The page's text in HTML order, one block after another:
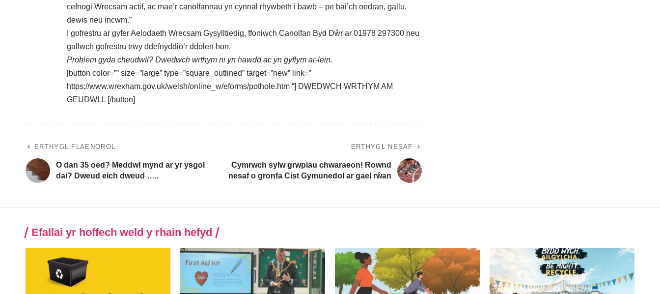
cefnogi Wrecsam actif, ac mae’r canolfannau yn cynnal rhywbeth i bawb – pe bai’ch oedran, gallu,
dewis neu incwm.”
I gofrestru ar gyfer Aelodaeth Wrecsam Gysylltiedig, ffoniwch Canolfan Byd Dŵr ar 01978 297300 neu
gallwch gofrestru trwy ddefnyddio’r ddolen hon.
Problem gyda cheudwll? Dwedwch wrthym ni yn hawdd ac yn gyflym ar-lein.
[button color=”” size=”large” type=”square_outlined” target=”new” link=”
https://www.wrexham.gov.uk/welsh/online_w/eforms/pothole.htm “] DWEDWCH WRTHYM AM
GEUDWLL [/button]
ERTHYGL FLAENOROL
O dan 35 oed? Meddwl mynd ar yr ysgol
dai? Dweud eich dweud …..
ERTHYGL NESAF
Cymrwch sylw grwpiau chwaraeon! Rownd
nesaf o gronfa Cist Gymunedol ar gael rŵan
Efallai yr hoffech weld y rhain hefyd